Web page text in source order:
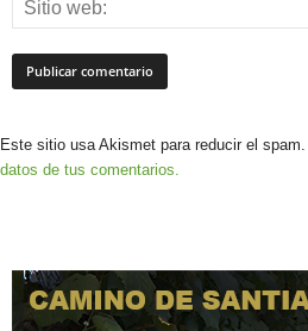
Este sitio usa Akismet para reducir el spam.
datos de tus comentarios.